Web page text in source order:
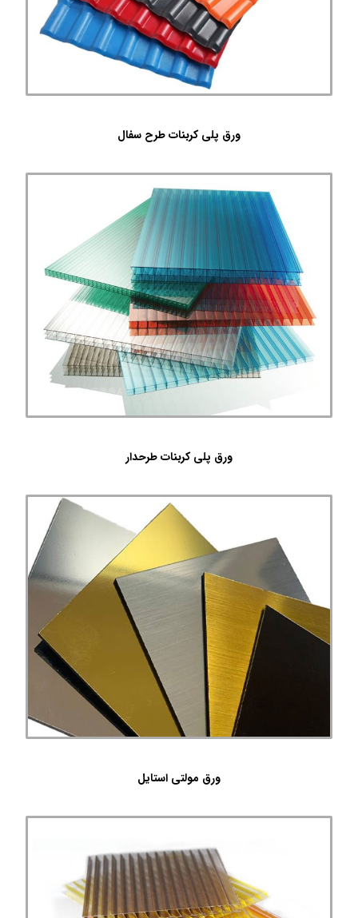
ورق پلی کربنات طرح سفال
ورق پلی کربنات طرحدار
ورق مولتی استایل